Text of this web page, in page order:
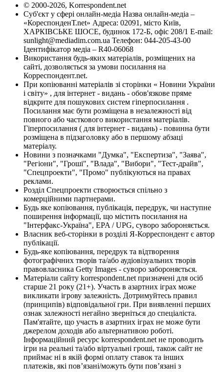
© 2000-2026, Korrespondent.net
Суб'єкт у сфері онлайн-медіа Назва онлайн-медіа –
«КореспонденТ.net» Адреса: 02091, місто Київ,
ХАРКІВСЬКЕ ШОСЕ, будинок 172-Б, офіс 208/1 E-mail:
sunlight@mediadim.com.ua Телефон: 044-205-43-00
Ідентифікатор медіа – R40-06068
Використання будь-яких матеріалів, розміщених на
сайті, дозволяється за умови посилання на
Корреспондент.net.
При копіюванні матеріалів зі сторінки « Новини України
і світу» , для інтернет - видань - обов'язкове пряме
відкрите для пошукових систем гіперпосилання .
Посилання має бути розміщена в незалежності від
повного або часткового використання матеріалів.
Гіперпосилання ( для інтернет - видань) - повинна бути
розміщена в підзаголовку або в першому абзаці
матеріалу.
Новини з позначками "Думка", "Експертиза", "Заява",
"Регіони", "Гроші", "Влада", "Вибори", "Тест-драйв",
"Спецпроекти", "Промо" публікуються на правах
реклами.
Розділ Спецпроекти створюється спільно з
комерційними партнерами.
Будь яке копіювання, публікація, передрук, чи наступне
поширення інформації, що містить посилання на
"Інтерфакс-Україна", EPA / UPG, суворо забороняється.
Власник веб-сторінки в розділі Я-Корреспондент є автор
публікації.
Будь-яке копіювання, передрук та відтворення
фотографічних творів та/або аудіовізуальних творів
правовласника Getty Images - суворо забороняється.
Матеріали сайту korrespondent.net призначені для осіб
старше 21 року (21+). Участь в азартних іграх може
викликати ігрову залежність. Дотримуйтесь правил
(принципів) відповідальної гри. При виявленні перших
ознак залежності негайно зверніться до спеціаліста.
Пам'ятайте, що участь в азартних іграх не може бути
джерелом доходів або альтернативою роботі.
Інформаційний ресурс korrespondent.net не проводить
ігри на реальні та/або віртуальні гроші, також сайт не
приймає ні в якій формі оплату ставок та інших
платежів, які пов’язані/можуть бути пов’язані з